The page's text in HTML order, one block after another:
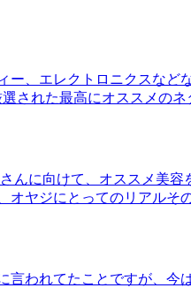
、エレクトロニクスな
された最高にオススメの
んに向けて、オススメ美
ヤジにとってのリアルそ
言われてたことですが、